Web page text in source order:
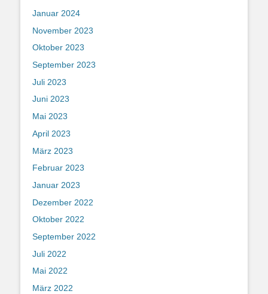
Januar 2024
November 2023
Oktober 2023
September 2023
Juli 2023
Juni 2023
Mai 2023
April 2023
März 2023
Februar 2023
Januar 2023
Dezember 2022
Oktober 2022
September 2022
Juli 2022
Mai 2022
März 2022